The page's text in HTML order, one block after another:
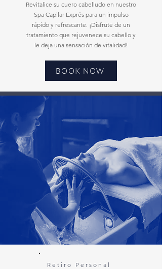
Revitalice su cuero cabelludo en nuestro
Spa Capilar Exprés para un impulso
rápido y refrescante. ¡Disfrute de un
tratamiento que rejuvenece su cabello y
le deja una sensación de vitalidad!
BOOK NOW
Retiro Personal